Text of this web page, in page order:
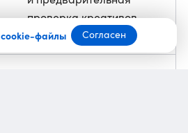
cookie-файлы Согласен
проверка креативов